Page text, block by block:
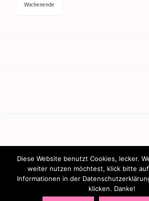
Wochenende
mamasbusiness.de
Diese Website benutzt Cookies, lecker.
weiter nutzen möchtest, klick bitte
Informationen in der
klicken. Danke!